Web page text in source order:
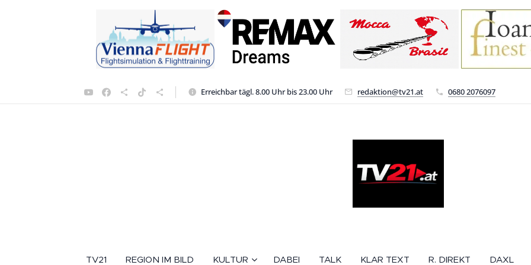
Erreichbar tägl. 8.00 Uhr bis 23.00 Uhr redaktion@tv21.at 0680 2076097
TV21 REGION IM BILD KULTUR DABEI TALK KLAR TEXT R. DIREKT DAXL